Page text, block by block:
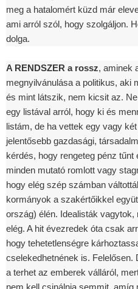
meg a hatalomért küzd már
ami arról szól, hogy szolgáljon.
dolga.
A RENDSZER a rossz, aminek
megnyilvánulása a politikus, aki
és mint látszik, nem kicsit az.
egy listával arról, hogy ki és
listám, de ha vettek egy vagy
jelentősebb gazdasági,
kérdés, hogy rengeteg pénz tűnt
minden mutató romlott vagy
hogy elég szép számban
kormányok a szakértőikkel
ország) élén. Idealisták
elég. A hit évezredek óta csak
hogy tehetetlenségre
cselekedhetnének is. Felelősen.
a terhet az emberek válláról,